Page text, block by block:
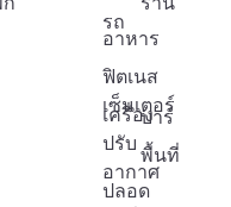
รถ
อาหาร
ฟิตเนส
เซ็นเตอร์
เครื่อง
ปรับ
อากาศ
บาร์
พื้นที่
ปลอด